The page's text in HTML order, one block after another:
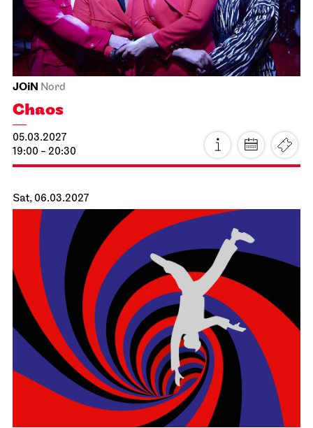
Schauspiel Stuttgart Schauspielhaus
The Three­penny Opera
26.02.2027
19:30 - 22:40
Sat, 27.02.2027